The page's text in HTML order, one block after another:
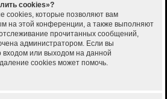
cookies»?
cookies, которые позволяют вам
на этой конференции, а также выполняют
прочитанных сообщений,
администратором. Если вы
входом или выходом на данной
cookies может помочь.